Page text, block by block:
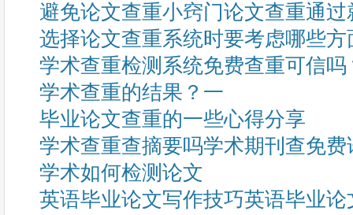
避免论文查重小窍门论文查重通
选择论文查重系统时要考虑哪些方
学术查重检测系统免费查重可信
学术查重的结果？一
毕业论文查重的一些心得分享
学术查重查摘要吗学术期刊查免
学术如何检测论文
英语毕业论文写作技巧英语毕业